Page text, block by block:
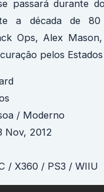
passará durante
a década de 80
Ops, Alex
pelos
/ Moderno
Nov, 2012
/ X360 / PS3 / WIIU